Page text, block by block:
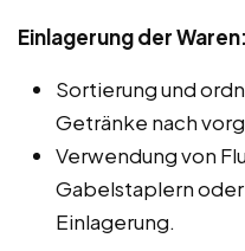
Einlagerung der Waren:
Sortierung und
Getränke nach
Verwendung von
Gabelstaplern
Einlagerung.